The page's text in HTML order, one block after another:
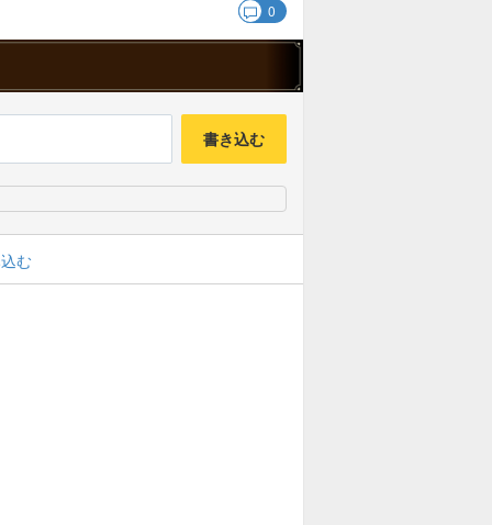
0
書き込む
む